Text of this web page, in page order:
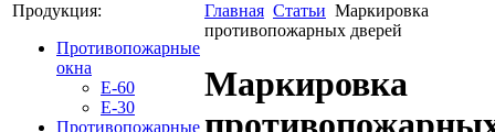
Продукция:
Противопожарные
окна
E-60
E-30
Противопожарные
Главная Статьи Маркировка
противопожарных дверей
Маркировка